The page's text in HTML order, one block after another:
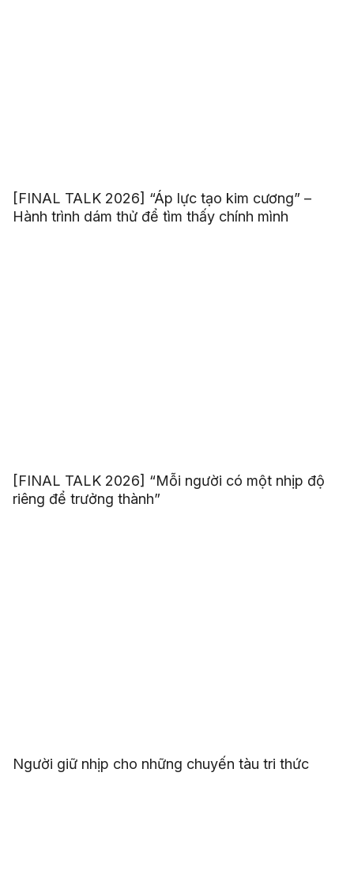
[FINAL TALK 2026] “Áp lực tạo kim cương” –
Hành trình dám thử để tìm thấy chính mình
[FINAL TALK 2026] “Mỗi người có một nhịp độ
riêng để trưởng thành”
Người giữ nhịp cho những chuyến tàu tri thức